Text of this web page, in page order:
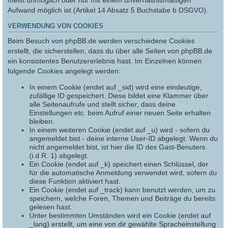
Aufwand möglich ist (Artikel 14 Absatz 5 Buchstabe b DSGVO).
VERWENDUNG VON COOKIES
Beim Besuch von phpBB.de werden verschiedene Cookies
erstellt, die sicherstellen, dass du über alle Seiten von phpBB.de
ein konsistentes Benutzererlebnis hast. Im Einzelnen können
folgende Cookies angelegt werden:
In einem Cookie (endet auf _sid) wird eine eindeutige,
zufällige ID gespeichert. Diese bildet eine Klammer über
alle Seitenaufrufe und stellt sicher, dass deine
Einstellungen etc. beim Aufruf einer neuen Seite erhalten
bleiben.
In einem weiteren Cookie (endet auf _u) wird - sofern du
angemeldet bist - deine interne User-ID abgelegt. Wenn du
nicht angemeldet bist, ist hier die ID des Gast-Benuters
(i.d.R. 1) abgelegt.
Ein Cookie (endet auf _k) speichert einen Schlüssel, der
für die automatische Anmeldung verwendet wird, sofern du
diese Funktion aktiviert hast.
Ein Cookie (endet auf _track) kann benutzt werden, um zu
speichern, welche Foren, Themen und Beiträge du bereits
gelesen hast.
Unter bestimmten Umständen wird ein Cookie (endet auf
_lang) erstellt, um eine von dir gewählte Spracheinstellung